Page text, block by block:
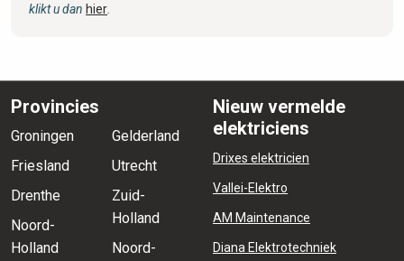
klikt u dan hier
Provincies
Groningen
Friesland
Drenthe
Noord-
Holland
Gelderland
Utrecht
Zuid-
Holland
Noord-
Nieuw vermelde
elektriciens
Drixes elektricien
Vallei-Elektro
AM Maintenance
Diana Elektrotechniek